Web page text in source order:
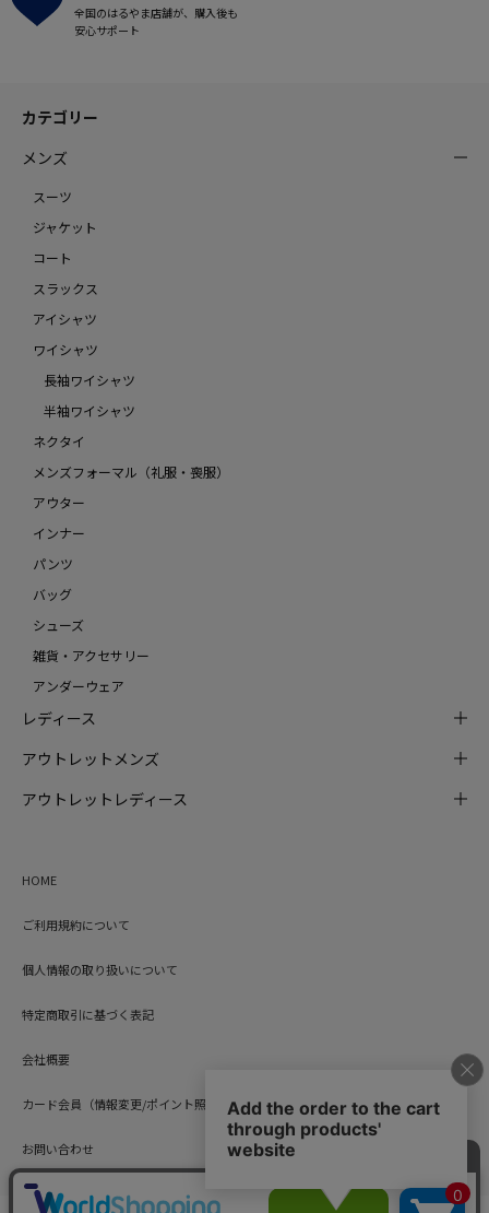
全国のはるやま店舗が、購入後も
安心サポート
カテゴリー
メンズ
スーツ
ジャケット
コート
スラックス
アイシャツ
ワイシャツ
長袖ワイシャツ
半袖ワイシャツ
ネクタイ
メンズフォーマル（礼服・喪服）
アウター
インナー
パンツ
バッグ
シューズ
雑貨・アクセサリー
アンダーウェア
レディース
アウトレットメンズ
アウトレットレディース
HOME
ご利用規約について
個人情報の取り扱いについて
特定商取引に基づく表記
会社概要
カード会員（情報変更/ポイント照会）
お問い合わせ